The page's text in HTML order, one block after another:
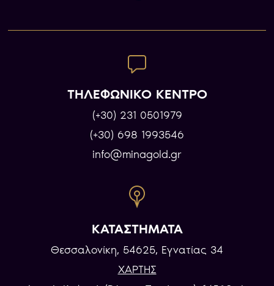
ΤΗΛΕΦΩΝΙΚΟ ΚΕΝΤΡΟ
(+30) 231 0501979
(+30) 698 1993546
info@minagold.gr
ΚΑΤΑΣΤΗΜΑΤΑ
Θεσσαλονίκη, 54625, Εγνατίας 34
ΧΑΡΤΗΣ